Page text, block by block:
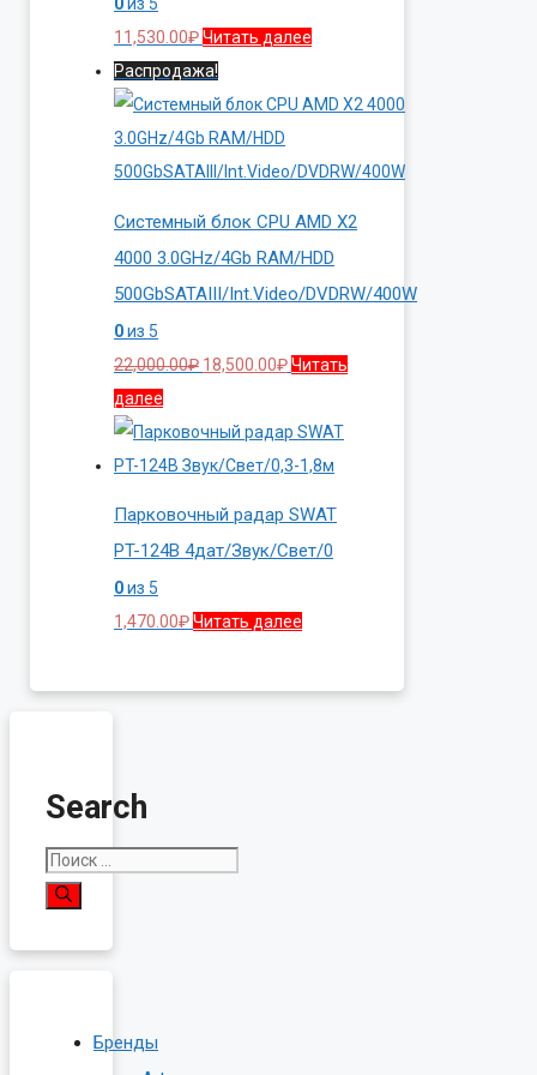
0из 5
11,530.00₽Читать далее
Распродажа!
Системный блок CPU AMD X2
4000 3.0GHz/4Gb RAM/HDD
500GbSATAIII/Int.Video/DVDRW/400W
0из 5
22,000.00₽ Первоначальная
составляла
22,000.00₽.
18,500.00₽Текущая
18,500.00₽.
Читать
далее
Парковочный радар SWAT
PT-124B 4дат/Звук/Свет/0
0из 5
1,470.00₽Читать далее
Search
Поиск:
Бренды